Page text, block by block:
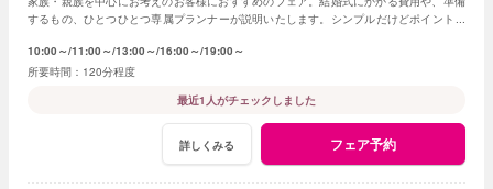
するもの、ひとつひとつ専属プランナーが説明いたします。シンプルだけどポイントを
10:00～ 11:00～ 13:00～ 16:00～ 19:00～
120分程度
最近1人がチェックしました
詳しくみる フェア予約